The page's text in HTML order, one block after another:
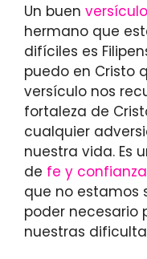
Un buen
hermano que
difíciles es
puedo en Cristo
versículo nos
fortaleza de
cualquier
nuestra vida. Es
de fe y
que no estamos
poder necesario
nuestras